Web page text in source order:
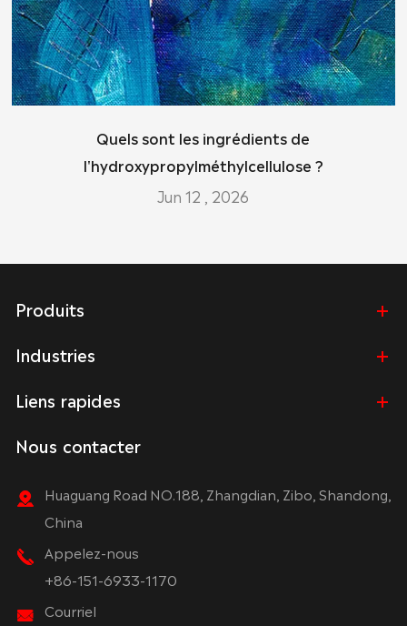
Quels sont les ingrédients de
l'hydroxypropylméthylcellulose ?
Jun 12 , 2026
Produits
Industries
Liens rapides
Nous contacter
Huaguang Road NO.188, Zhangdian, Zibo, Shandong,
China
Appelez-nous
+86-151-6933-1170
Courriel